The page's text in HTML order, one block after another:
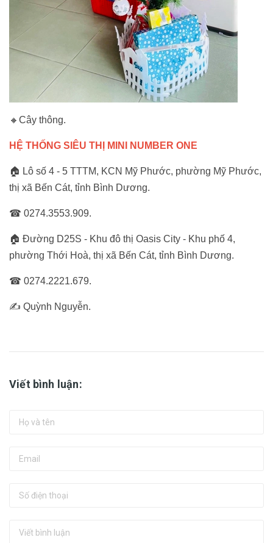
🔸Cây thông.
HỆ THỐNG SIÊU THỊ MINI NUMBER ONE
🏠 Lô số 4 - 5 TTTM, KCN Mỹ Phước, phường Mỹ Phước,
thị xã Bến Cát, tỉnh Bình Dương.
☎ 0274.3553.909.
🏠 Đường D25S - Khu đô thị Oasis City - Khu phố 4,
phường Thới Hoà, thị xã Bến Cát, tỉnh Bình Dương.
☎ 0274.2221.679.
✍ Quỳnh Nguyễn.
Viết bình luận: